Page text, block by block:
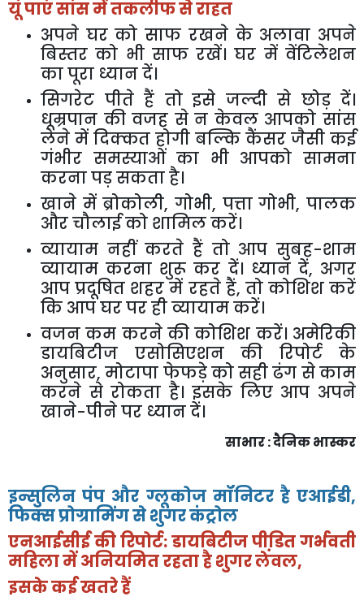
यूंपाएंसांसमेंतकलीफसेराहत
अपने घर को साफ रखने के अलावा अपने
बिस्तर को भी साफ रखें। घर में वेंटिलेशन
कापूरा ध्यानदें।
सिगरेट पीते हैं तो इसे जल्दी से छोड़ दें।
धूम्रपान की वजह से न केवल आपको सांस
लेने में दिक्कत होगी बल्कि कैंसर जैसी कई
गंभीर समस्याओं का भी आपको सामना
करनापड़सकताहै।
खाने में ब्रोकोली,गोभी, पत्ता गोभी,पालक
औरचौलाईको शामिलकरें।
व्यायाम नहीं करते हैं तो आप सुबह-शाम
व्यायाम करना शुरू कर दें। ध्यान दें, अगर
आप प्रदूषित शहर में रहते हैं, तो कोशिश करें
कि आपघरपरहीव्यायामकरें।
वजन कम करने की कोशिश करें। अमेरिकी
डायबिटीज
एसोसिएशन की रिपोर्ट
के
अनुसार,मोटापा फेफड़ेकोसहीढंग सेकाम
करने से रोकता है। इसके लिए आप अपने
खाने-पीनेपर ध्यानदें।
साभार:दैनिकभास्कर
इन्सुलिन पंप और ग्लूकोज मॉनिटर है एआईडी,
फिक्सप्रोग्रामिंगसेशुगरकंट्रोल
एनआईसीईकीरिपोर्ट:डायबिटीजपीडि़तगर्भवती
महिलामेंअनियमितरहताहैशुगरलेवल,
इसकेकईखतरेहैं